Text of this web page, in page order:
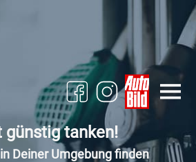
günstig tanken!
Deiner Umgebung finden